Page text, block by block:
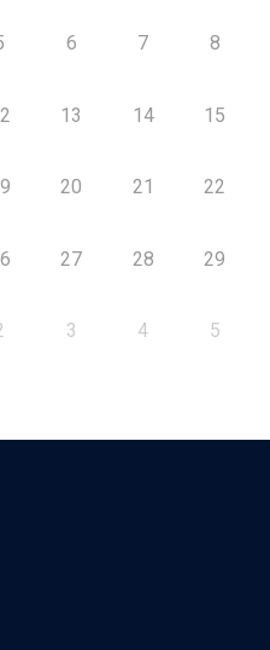
6 7 8
13 14 15
20 21 22
27 28 29
3 4 5